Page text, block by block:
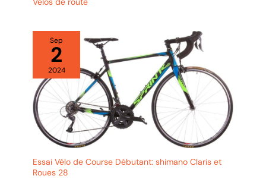
Sep
2
2024
Essai Vélo de Course Débutant: shimano Claris et
Roues 28